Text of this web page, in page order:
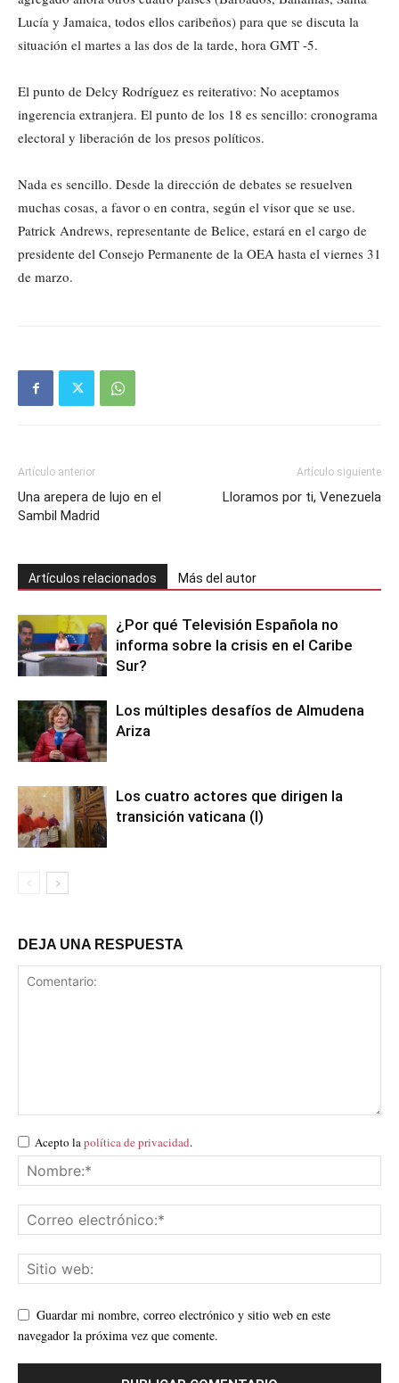
Lucía y Jamaica, todos ellos caribeños) para que se discuta la
situación el martes a las dos de la tarde, hora GMT -5.
El punto de Delcy Rodríguez es reiterativo: No aceptamos
ingerencia extranjera. El punto de los 18 es sencillo: cronograma
electoral y liberación de los presos políticos.
Nada es sencillo. Desde la dirección de debates se resuelven
muchas cosas, a favor o en contra, según el visor que se use.
Patrick Andrews, representante de Belice, estará en el cargo de
presidente del Consejo Permanente de la OEA hasta el viernes 31
de marzo.
Artículo anterior
Una arepera de lujo en el
Sambil Madrid
Artículo siguiente
Lloramos por ti, Venezuela
Artículos relacionados Más del autor
¿Por qué Televisión Española no
informa sobre la crisis en el Caribe
Sur?
Los múltiples desafíos de Almudena
Ariza
Los cuatro actores que dirigen la
transición vaticana (I)
DEJA UNA RESPUESTA
Acepto lapolítica de privacidad.
Guardar mi nombre, correo electrónico y sitio web en este
navegador la próxima vez que comente.